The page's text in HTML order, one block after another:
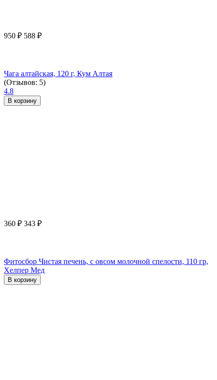
950 ₽ 588 ₽
Чага алтайская, 120 г, Кум Алтая
(Отзывов: 5)
4.8
В корзину
360 ₽ 343 ₽
Фитосбор Чистая печень, с овсом молочной спелости, 110 гр,
Хелпер Мед
В корзину